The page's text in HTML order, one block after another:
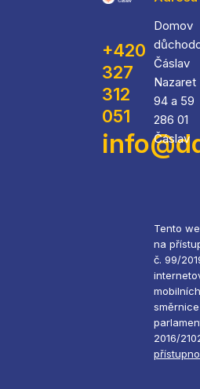
+420
327
312
051
Domov
Čáslav
Nazaret
94 a 59
286 01
Čáslav
Tento
na
č. 99/
2016/